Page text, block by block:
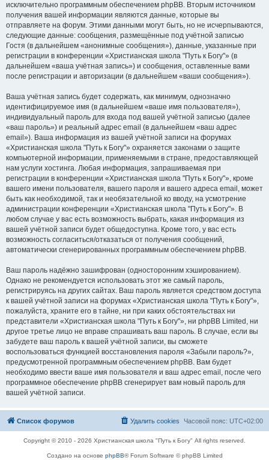
исключительно программным обеспечением phpBB. Вторым источником
получения вашей информации являются данные, которые вы
отправляете на форум. Этими данными могут быть, но не исчерпываются,
следующие данные: сообщения, размещённые под учётной записью
Гостя (в дальнейшем «анонимные сообщения»), данные, указанные при
регистрации в конференции «Христианская школа "Путь к Богу"» (в
дальнейшем «ваша учётная запись») и сообщения, оставленные вами
после регистрации и авторизации (в дальнейшем «ваши сообщения»).
Ваша учётная запись будет содержать, как минимум, однозначно
идентифицируемое имя (в дальнейшем «ваше имя пользователя»),
индивидуальный пароль для входа под вашей учётной записью (далее
«ваш пароль») и реальный адрес email (в дальнейшем «ваш адрес
email»). Ваша информация из вашей учётной записи на форумах
«Христианская школа "Путь к Богу"» охраняется законами о защите
компьютерной информации, применяемыми в стране, предоставляющей
нам услуги хостинга. Любая информация, запрашиваемая при
регистрации в конференции «Христианская школа "Путь к Богу"», кроме
вашего имени пользователя, вашего пароля и вашего адреса email, может
быть как необходимой, так и необязательной ко вводу, на усмотрение
администрации конференции «Христианская школа "Путь к Богу"». В
любом случае у вас есть возможность выбрать, какая информация из
вашей учётной записи будет общедоступна. Кроме того, у вас есть
возможность согласиться/отказаться от получения сообщений,
автоматически сгенерированных программным обеспечением phpBB.
Ваш пароль надёжно зашифрован (односторонним хэшированием).
Однако не рекомендуется использовать этот же самый пароль,
регистрируясь на других сайтах. Ваш пароль является средством доступа
к вашей учётной записи на форумах «Христианская школа "Путь к Богу"»,
пожалуйста, храните его в тайне, ни при каких обстоятельствах ни
представители «Христианская школа "Путь к Богу"», ни phpBB Limited, ни
другое третье лицо не вправе спрашивать ваш пароль. В случае, если вы
забудете ваш пароль к вашей учётной записи, вы сможете
воспользоваться функцией восстановления пароля «Забыли пароль?»,
предусмотренной программным обеспечением phpBB. Вам будет
необходимо ввести ваше имя пользователя и ваш адрес email, после чего
программное обеспечение phpBB сгенерирует вам новый пароль для
вашей учётной записи.
Список форумов Часовой пояс: UTC+02:00
Удалить cookies
Copyright © 2010 - 2026 Христианская школа "Путь к Богу" All rights reserved.
Создано на основе phpBB® Forum Software © phpBB Limited